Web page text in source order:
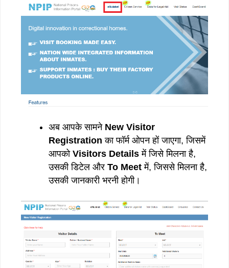
अब आपके सामने New Visitor
Registrationका फॉर्म ओपन हों जाएगा, जिसमें
आपको Visitors Details में जिसे मिलना है,
उसकी डिटेल और To Meet में, जिससे मिलना है,
उसकी जानकारी भरनी होगी।